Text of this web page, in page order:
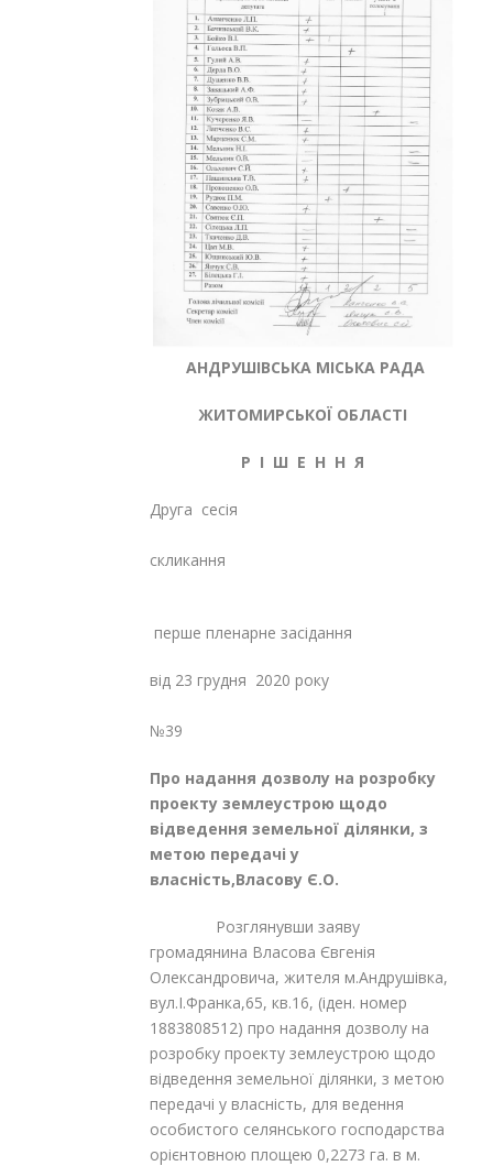
АНДРУШІВСЬКА МІСЬКА РАДА
ЖИТОМИРСЬКОЇ ОБЛАСТІ
Р І Ш Е Н Н Я
Друга сесія
скликання
перше пленарне засідання
від 23 грудня 2020 року
№39
Про надання дозволу на розробку
проекту землеустрою щодо
відведення земельної ділянки, з
метою передачі у
власність,Власову Є.О.
Розглянувши заяву
громадянина Власова Євгенія
Олександровича, жителя м.Андрушівка,
вул.І.Франка,65, кв.16, (іден. номер
1883808512) про надання дозволу на
розробку проекту землеустрою щодо
відведення земельної ділянки, з метою
передачі у власність, для ведення
особистого селянського господарства
орієнтовною площею 0,2273 га. в м.